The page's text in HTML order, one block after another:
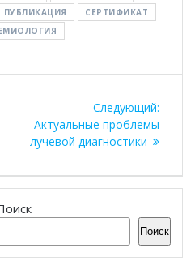
ПУБЛИКАЦИЯ
СЕРТИФИКАТ
Следующий:
Актуальные проблемы
лучевой диагностики
Поиск